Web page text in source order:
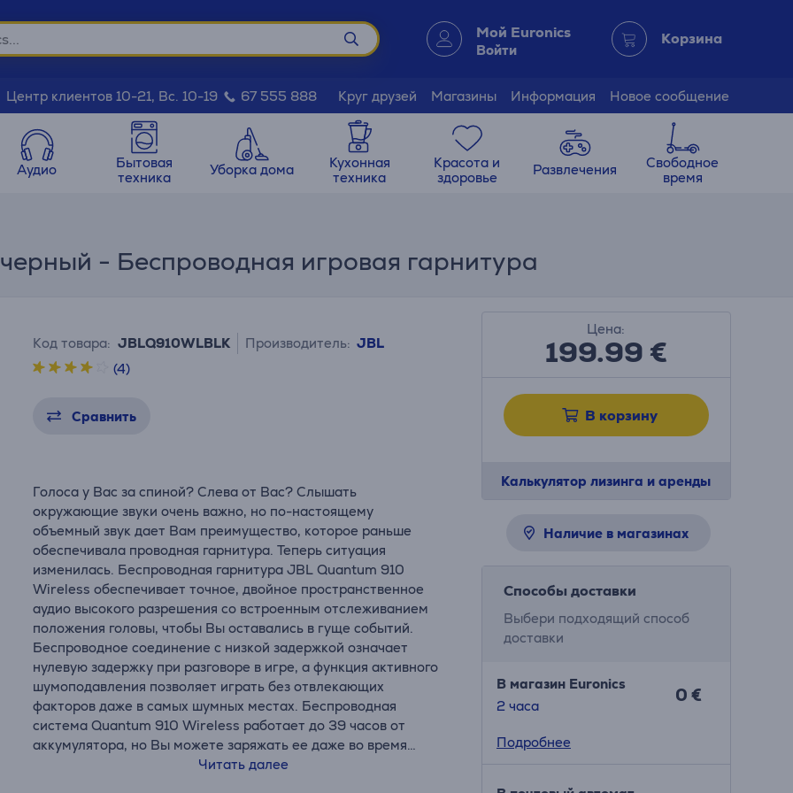
Мой Euronics
Войти
Корзина
Центр клиентов 10-21, Вс. 10-19 67 555 888 Круг друзей Магазины Информация Новое сообщение
Аудио
Бытовая
техника
Уборка дома
Кухонная
техника
Красота и
здоровье
Развлечения
Свободное
время
- Беспроводная игровая гарнитура
Код товара: JBLQ910WLBLK Производитель: JBL
(4)
Сравнить
Голоса у Вас за спиной? Слева от Вас? Слышать
окружающие звуки очень важно, но по-настоящему
объемный звук дает Вам преимущество, которое раньше
обеспечивала проводная гарнитура. Теперь ситуация
изменилась. Беспроводная гарнитура JBL Quantum 910
Wireless обеспечивает точное, двойное пространственное
аудио высокого разрешения со встроенным отслеживанием
положения головы, чтобы Вы оставались в гуще событий.
Беспроводное соединение с низкой задержкой означает
нулевую задержку при разговоре в игре, а функция активного
шумоподавления позволяет играть без отвлекающих
факторов даже в самых шумных местах. Беспроводная
система Quantum 910 Wireless работает до 39 часов от
аккумулятора, но Вы можете заряжать ее даже во время
марафонских игровых сеансов. А с непревзойденным
Читать далее
Цена:
199.99€
В корзину
Калькулятор лизинга и аренды
Наличие в магазинах
Способы доставки
Выбери подходящий способ
доставки
В магазин Euronics
2 часa
0 €
Подробнее